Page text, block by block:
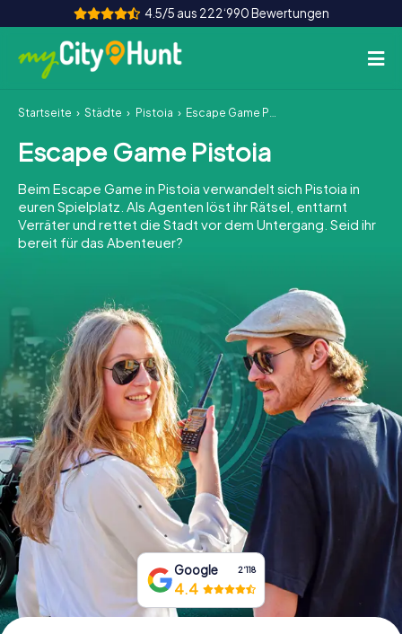
4.5/5 aus 222‘990 Bewertungen
So funktioniert's
Städte
Touren
Teamevent
INT AT CH
DE
ES
FR UK
IE
IT
NL
Tickets buchen
Gutscheine bestellen
Startseite Städte Pistoia Escape Game Pistoia
Escape Game Pistoia
Beim Escape Game in Pistoia verwandelt sich Pistoia in
euren Spielplatz. Als Agenten löst ihr Rätsel, enttarnt
Verräter und rettet die Stadt vor dem Untergang. Seid ihr
bereit für das Abenteuer?
Google 2‘118
4.4